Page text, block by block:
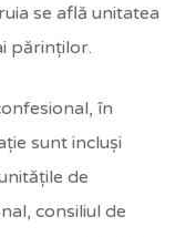
se află unitatea
părinţilor.
în
sunt incluşi
de
consiliul de